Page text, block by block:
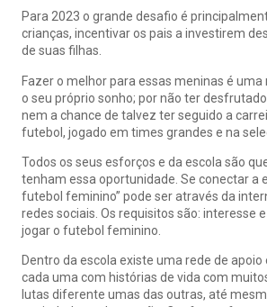
Para 2023 o grande desafio é
crianças, incentivar os pais a investirem
de suas filhas.
Fazer o melhor para essas meninas é
o seu próprio sonho; por não ter
nem a chance de talvez ter seguido a
futebol, jogado em times grandes e na
Todos os seus esforços e da escola são
tenham essa oportunidade. Se conectar a
futebol feminino” pode ser através da
redes sociais. Os requisitos são: interesse
jogar o futebol feminino.
Dentro da escola existe uma rede de apoio
cada uma com histórias de vida com
lutas diferente umas das outras, até